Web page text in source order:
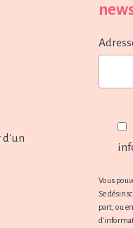
d'un
Vous
Se
part, ou